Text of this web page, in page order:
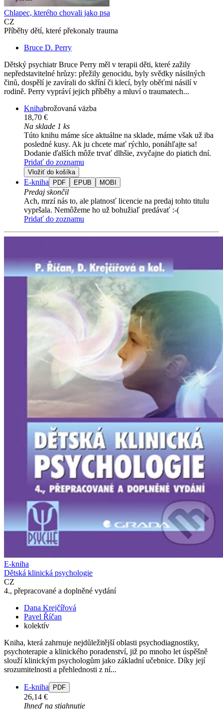
Chlapec, kterého chovali jako psa
CZ
Příběhy dětí, které překonaly trauma
Bruce D. Perry
Dětský psychiatr Bruce Perry měl v terapii děti, které zažily
nepředstavitelné hrůzy: přežily genocidu, byly svědky násilných
činů, dospělí je zavírali do skříní či klecí, byly oběťmi násilí v
rodině. Perry vypráví jejich příběhy a mluví o traumatech...
Knihabrožovaná väzba
18,70 €
Na sklade 1 ks
Túto knihu máme síce aktuálne na sklade, máme však už iba
posledné kusy. Ak ju chcete mať rýchlo, ponáhľajte sa!
Dodanie ďalších môže trvať dlhšie, zvyčajne do piatich dní.
Pridať do zoznamu
Vložiť do košíka
E-kniha PDF EPUB MOBI
Predaj skončil
Ach, mrzí nás to, ale platnosť licencie na predaj tohto titulu
vypršala. Nemôžeme ho už bohužiaľ predávať :-(
Pridať do zoznamu
E-kniha
Dětská klinická psychologie
CZ
4., přepracované a doplněné vydání
Dana Krejčířová
Pavel Říčan
kolektív
Kniha, která zahrnuje nejdůležitější oblasti psychodiagnostiky,
psychoterapie a klinického poradenství, již po mnoho let úspěšně
slouží klinickým psychologům jako základní učebnice. Díky její
srozumitelnosti a přehlednosti z ní...
E-kniha PDF
26,14 €
Ihneď na stiahnutie